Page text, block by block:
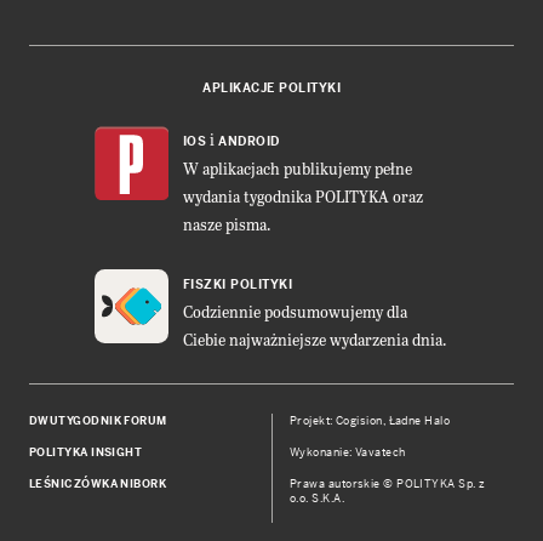
APLIKACJE POLITYKI
IOS i ANDROID
W aplikacjach publikujemy pełne
wydania tygodnika POLITYKA oraz
nasze pisma.
FISZKI POLITYKI
Codziennie podsumowujemy dla
Ciebie najważniejsze wydarzenia dnia.
DWUTYGODNIK FORUM
POLITYKA INSIGHT
LEŚNICZÓWKA NIBORK
Projekt:Cogision, Ładne Halo
Wykonanie: Vavatech
Prawa autorskie © POLITYKA Sp. z
o.o. S.K.A.